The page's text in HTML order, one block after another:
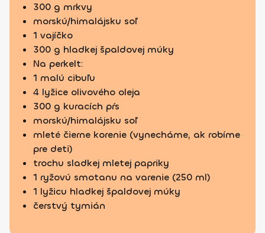
300 g mrkvy
morskú/himalájsku soľ
1 vajíčko
300 g hladkej špaldovej múky
Na perkelt:
1 malú cibuľu
4 lyžice olivového oleja
300 g kuracích pŕs
morskú/himalájsku soľ
mleté čierne korenie (vynecháme, ak robíme
pre deti)
trochu sladkej mletej papriky
1 ryžovú smotanu na varenie (250 ml)
1 lyžicu hladkej špaldovej múky
čerstvý tymián